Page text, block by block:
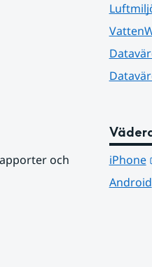
och
iPhone
Android